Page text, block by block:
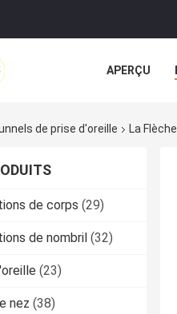
APERÇU
de prise d'oreille La
de corps (29)
de nombril (32)
(23)
nez (38)